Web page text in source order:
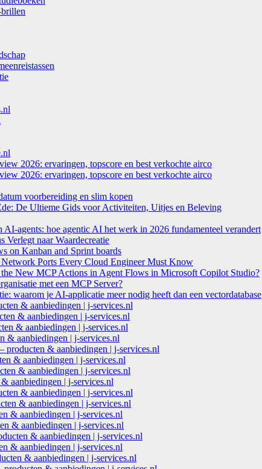
2026: ervaringen, topscore en best verkochte airco
2026: ervaringen, topscore en best verkochte airco
voorbereiding en slim kopen
De Ultieme Gids voor Activiteiten, Uitjes en Beleving
AI-agents: hoe agentic AI het werk in 2026 fundamenteel verandert
Verlegt naar Waardecreatie
on Kanban and Sprint boards
Network Ports Every Cloud Engineer Must Know
the New MCP Actions in Agent Flows in Microsoft Copilot Studio?
met een MCP Server?
waarom je AI-applicatie meer nodig heeft dan een vectordatabase
& aanbiedingen | j-services.nl
& aanbiedingen | j-services.nl
& aanbiedingen | j-services.nl
& aanbiedingen | j-services.nl
producten & aanbiedingen | j-services.nl
& aanbiedingen | j-services.nl
& aanbiedingen | j-services.nl
aanbiedingen | j-services.nl
& aanbiedingen | j-services.nl
& aanbiedingen | j-services.nl
& aanbiedingen | j-services.nl
& aanbiedingen | j-services.nl
& aanbiedingen | j-services.nl
& aanbiedingen | j-services.nl
& aanbiedingen | j-services.nl